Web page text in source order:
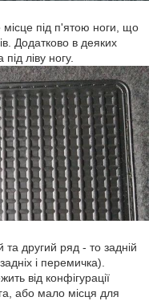
місце під п'ятою ноги, що
Додатково в деяких
ліву ногу.
другий ряд - то задній
і перемичка).
від конфігурації
або мало місця для